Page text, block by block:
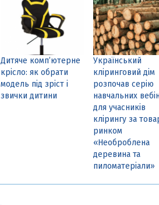
Дитяче комп’ютерне
крісло: як обрати
модель під зріст і
звички дитини
Український
кліринговий дім
розпочав серію
навчальних
для учасників
клірингу за
ринком
«Необроблена
деревина та
пиломатеріали»